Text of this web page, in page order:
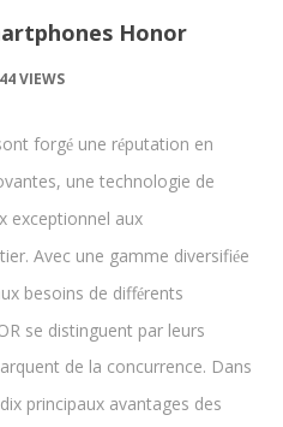
Honor
VIEWS
forgé une réputation en
une technologie de
exceptionnel aux
Avec une gamme diversifiée
besoins de différents
se distinguent par leurs
de la concurrence. Dans
principaux avantages des